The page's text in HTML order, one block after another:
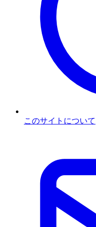
このサイトについて